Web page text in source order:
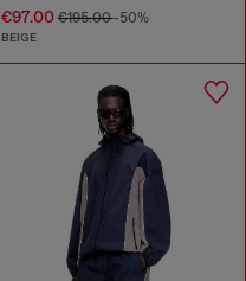
€97.00€195.00-50%
BEIGE